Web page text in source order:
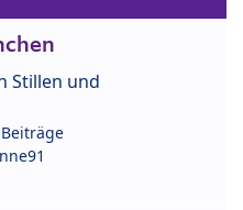
Stillen und